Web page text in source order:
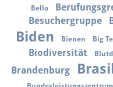
Bello
Besuchergruppe
Biden Bienen Big
Biodiversität
Brandenburg